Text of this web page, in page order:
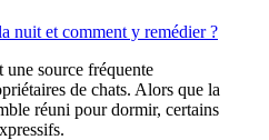
nuit et comment y remédier ?
une source fréquente
de chats. Alors que la
réuni pour dormir, certains